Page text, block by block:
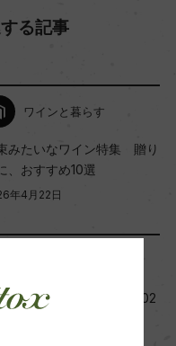
る記事
ワインと暮らす
みたいなワイン特集 贈り
、おすすめ10選
年4月22日
の新規取り扱い商品【202